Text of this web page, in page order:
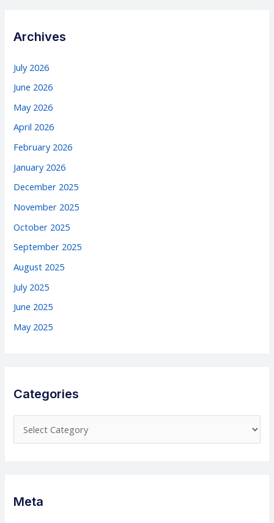
Archives
July 2026
June 2026
May 2026
April 2026
February 2026
January 2026
December 2025
November 2025
October 2025
September 2025
August 2025
July 2025
June 2025
May 2025
Categories
a
g
Meta